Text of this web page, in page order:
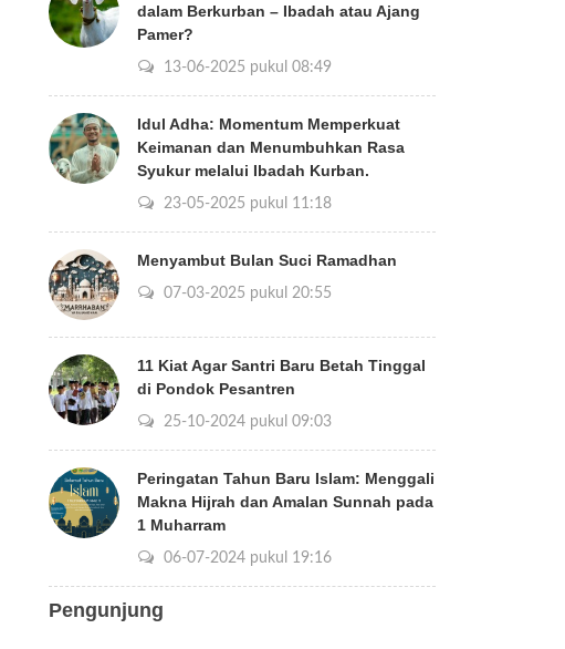
dalam Berkurban – Ibadah atau Ajang
Pamer?
13-06-2025 pukul 08:49
Idul Adha: Momentum Memperkuat
Keimanan dan Menumbuhkan Rasa
Syukur melalui Ibadah Kurban.
23-05-2025 pukul 11:18
Menyambut Bulan Suci Ramadhan
07-03-2025 pukul 20:55
11 Kiat Agar Santri Baru Betah Tinggal
di Pondok Pesantren
25-10-2024 pukul 09:03
Peringatan Tahun Baru Islam: Menggali
Makna Hijrah dan Amalan Sunnah pada
1 Muharram
06-07-2024 pukul 19:16
Pengunjung